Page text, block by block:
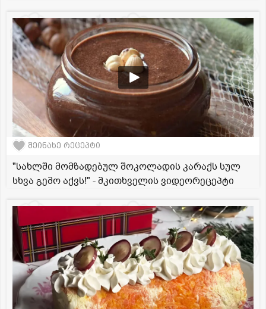
შეინახე რეცეპტი
"სახლში მომზადებულ შოკოლადის კარაქს სულ
სხვა გემო აქვს!" - მკითხველის ვიდეორეცეპტი